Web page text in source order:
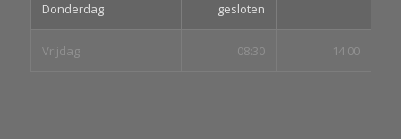
Donderdag gesloten
Vrijdag 08:30 14:00